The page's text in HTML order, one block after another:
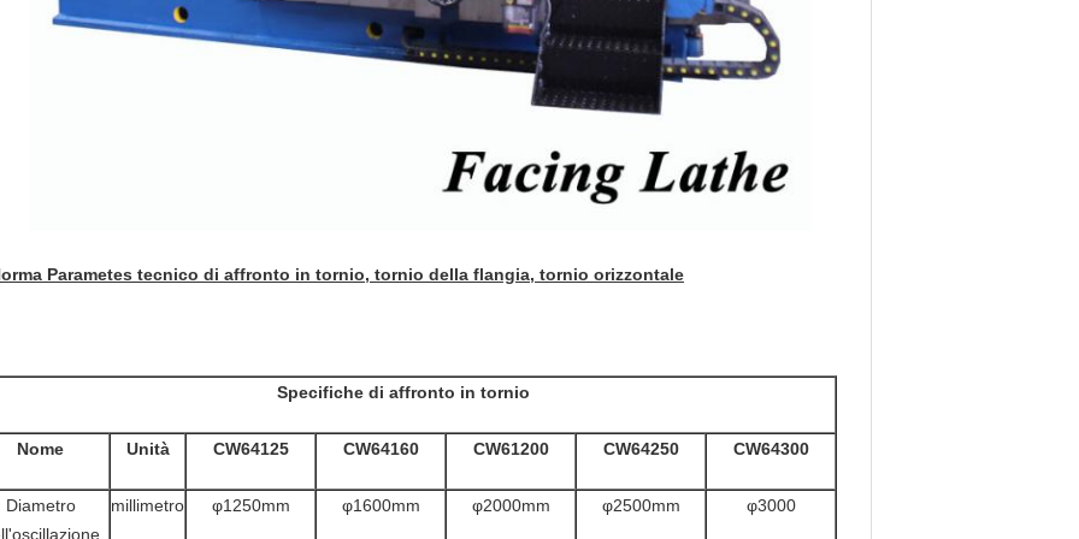
Parametes tecnico di affronto in tornio, tornio della flangia, tornio orizzontale
Specifiche di affronto in tornio
Nome Unità CW64125 CW64160 CW61200 CW64250 CW64300
Diametro
millimetro φ1250mm φ1600mm φ2000mm φ2500mm φ3000